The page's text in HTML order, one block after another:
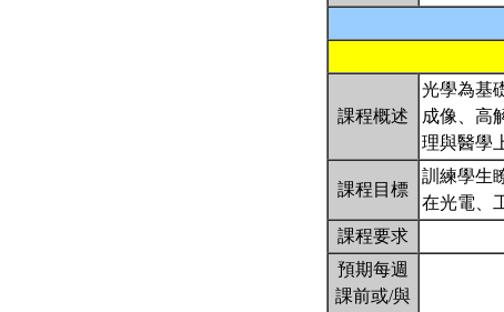
課程概述
光學為基
成像、高
理與醫學
課程目標
訓練學生
在光電、
課程要求
預期每週
課前或/與